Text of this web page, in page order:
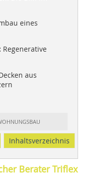
eines
Regenerative
aus
Inhaltsverzeichnis
Berater Triflex